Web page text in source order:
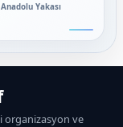
Yakası
organizasyon ve